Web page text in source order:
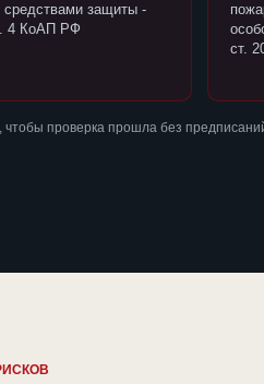
средствами защиты -
4 КоАП РФ
ст.
проверка прошла без